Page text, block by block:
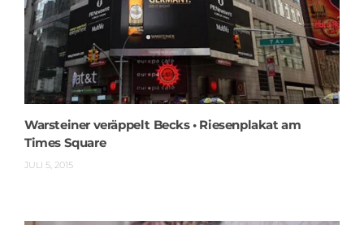
Warsteiner veräppelt Becks • Riesenplakat am
Times Square
JULI 5, 2015